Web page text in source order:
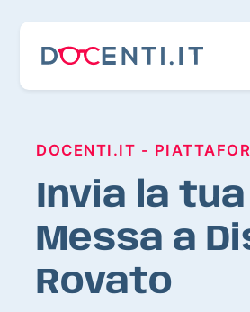
DOCENTI.IT -
Invia la
Messa a
Rovato